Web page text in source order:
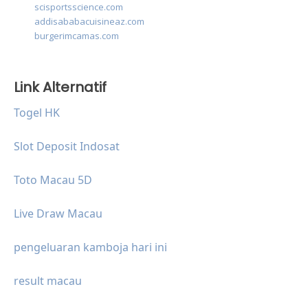
scisportsscience.com
addisababacuisineaz.com
burgerimcamas.com
Link Alternatif
Togel HK
Slot Deposit Indosat
Toto Macau 5D
Live Draw Macau
pengeluaran kamboja hari ini
result macau